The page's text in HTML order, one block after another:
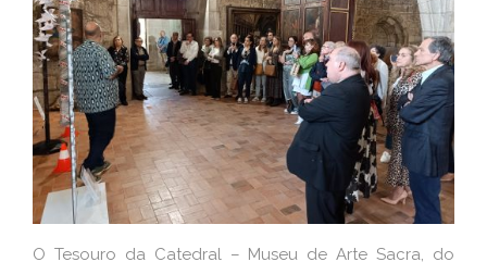
O Tesouro da Catedral – Museu de Arte Sacra, do